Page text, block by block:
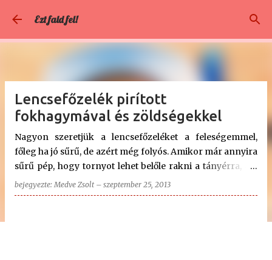
Ezt fald fel!
Lencsefőzelék pirított
fokhagymával és zöldségekkel
Nagyon szeretjük a lencsefőzeléket a feleségemmel,
főleg ha jó sűrű, de azért még folyós. Amikor már annyira
sűrű pép, hogy tornyot lehet belőle rakni a tányérra, azt
már nem annyira kedvelem. Ezért mi mindig olyanra
főzzük, hogy még éppen vízszintes legyen a teteje, ha
bejegyezte:Medve Zsolt – szeptember 25, 2013